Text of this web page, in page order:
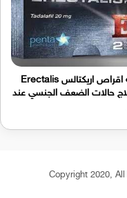
فاعليه اقراص اريكتالس Erectalis
حالات الضعف الجنسي عند